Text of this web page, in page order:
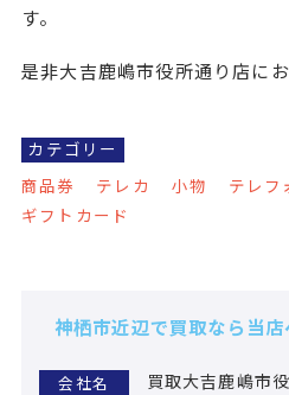
す。
是非大吉鹿嶋市役所通り店にお
カテゴリー
商品券
テレカ 小物
テレフ
ギフトカード
神栖市近辺で買取なら当店
会社名 買取大吉鹿嶋市